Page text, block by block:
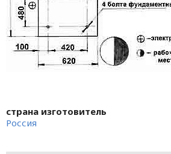
страна изготовитель
Россия